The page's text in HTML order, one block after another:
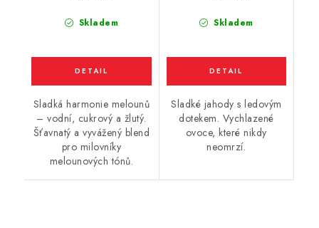
Skladem
Sladká harmonie melounů
– vodní, cukrový a žlutý.
Šťavnatý a vyvážený blend
pro milovníky
melounových tónů.
Skladem
Sladké jahody s ledovým
dotekem. Vychlazené
ovoce, které nikdy
neomrzí.